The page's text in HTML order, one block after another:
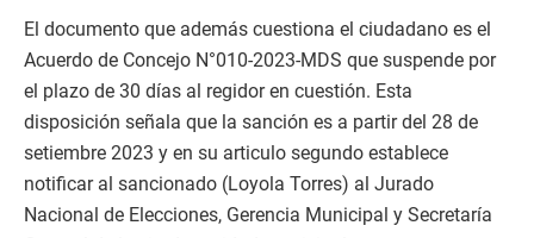
El documento que además cuestiona el ciudadano es el
Acuerdo de Concejo N°010-2023-MDS que suspende por
el plazo de 30 días al regidor en cuestión. Esta
disposición señala que la sanción es a partir del 28 de
setiembre 2023 y en su articulo segundo establece
notificar al sancionado (Loyola Torres) al Jurado
Nacional de Elecciones, Gerencia Municipal y Secretaría